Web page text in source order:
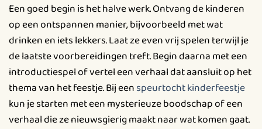
Een goed begin is het halve werk. Ontvang de kinderen
op een ontspannen manier, bijvoorbeeld met wat
drinken en iets lekkers. Laat ze even vrij spelen terwijl je
de laatste voorbereidingen treft. Begin daarna met een
introductiespel of vertel een verhaal dat aansluit op het
thema van het feestje. Bij eenspeurtocht kinderfeestje
kun je starten met een mysterieuze boodschap of een
verhaal die ze nieuwsgierig maakt naar wat komen gaat.